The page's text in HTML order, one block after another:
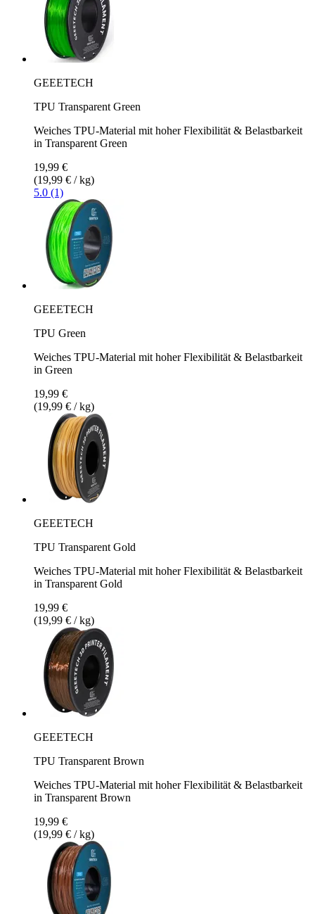
GEEETECH
TPU Transparent Green
Weiches TPU-Material mit hoher Flexibilität & Belastbarkeit
in Transparent Green
19,99 €
(19,99 € / kg)
5.0 (1)
GEEETECH
TPU Green
Weiches TPU-Material mit hoher Flexibilität & Belastbarkeit
in Green
19,99 €
(19,99 € / kg)
GEEETECH
TPU Transparent Gold
Weiches TPU-Material mit hoher Flexibilität & Belastbarkeit
in Transparent Gold
19,99 €
(19,99 € / kg)
GEEETECH
TPU Transparent Brown
Weiches TPU-Material mit hoher Flexibilität & Belastbarkeit
in Transparent Brown
19,99 €
(19,99 € / kg)